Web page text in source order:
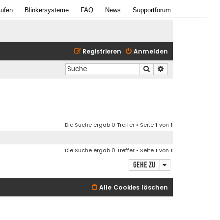
Blinkersysteme FAQ News Supportforum
Anmelden
Registrieren
Suche
Die Suche ergab 0 Treffer • Seite1 von 1
Die Suche ergab 0 Treffer • Seite1 von 1
Gehe zu
Alle Cookies löschen